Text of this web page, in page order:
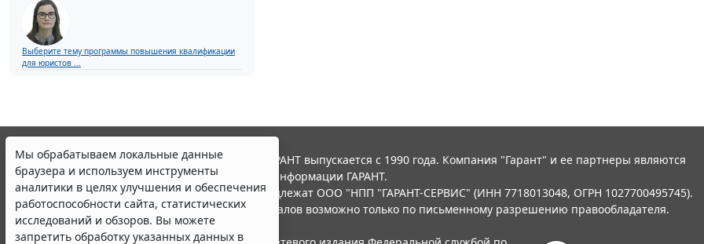
Выберите тему программы повышения квалификации
для юристов ...
Мы обрабатываем локальные данные
браузера и используем инструменты
аналитики в целях улучшения и обеспечения
работоспособности сайта, статистических
исследований и обзоров. Вы можете
запретить обработку указанных данных в
© ООО "НПП "ГАРАНТ-СЕРВИС", 2026. Система ГАРАНТ выпускается с 1990 года. Компания "Гарант" и ее партнеры являются
участниками Российской ассоциации правовой информации ГАРАНТ.
Все права на материалы сайта ГАРАНТ.РУ принадлежат ООО "НПП "ГАРАНТ-СЕРВИС" (ИНН 7718013048, ОГРН 1027700495745).
Полное или частичное воспроизведение материалов возможно только по письменному разрешению правообладателя.
Правила использования портала.